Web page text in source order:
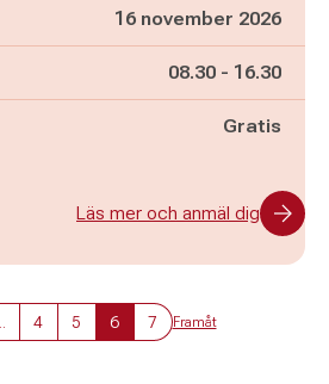
16 november 2026
Pågår mellan
08.30 - och
16.30
Gratis
Läs mer och anmäl dig
4 5 6 7 Framåt